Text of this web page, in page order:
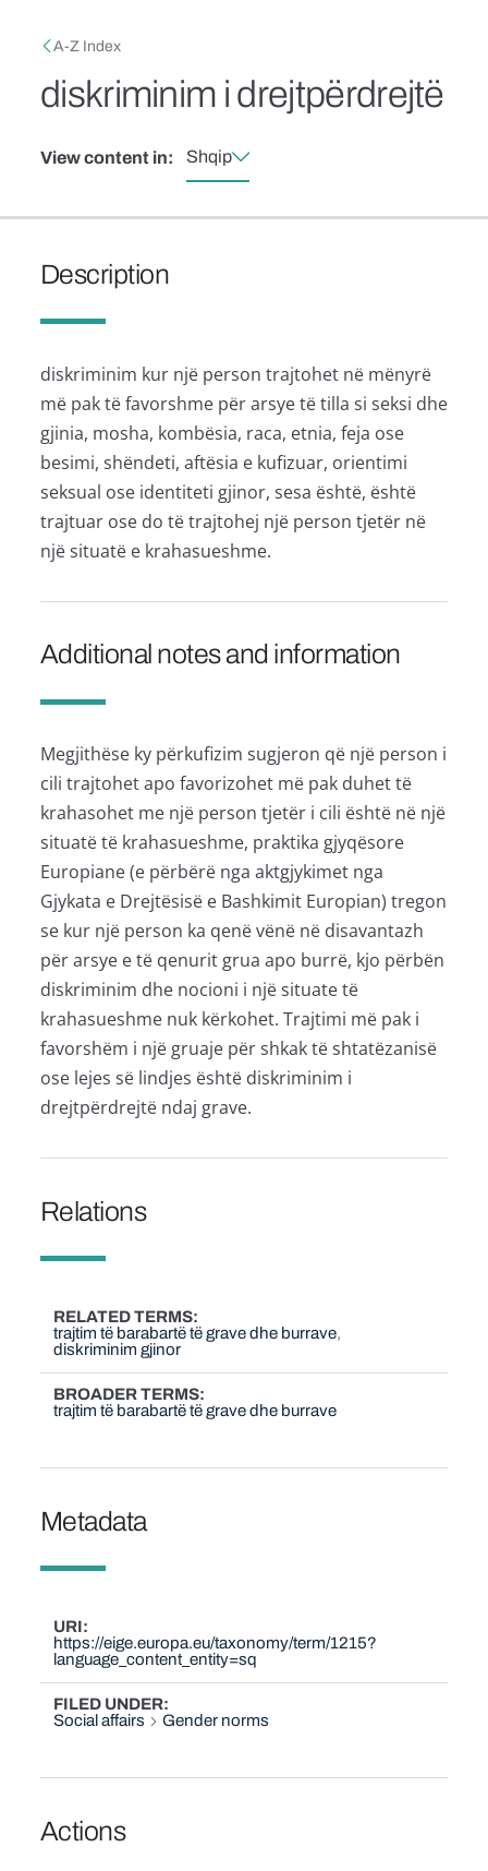
Breadcrumb
A-Z Index
diskriminim i drejtpërdrejtë
View content in: Shqip
Description
diskriminim kur një person trajtohet në mënyrë
më pak të favorshme për arsye të tilla si seksi dhe
gjinia, mosha, kombësia, raca, etnia, feja ose
besimi, shëndeti, aftësia e kufizuar, orientimi
seksual ose identiteti gjinor, sesa është, është
trajtuar ose do të trajtohej një person tjetër në
një situatë e krahasueshme.
Additional notes and information
Megjithëse ky përkufizim sugjeron që një person i
cili trajtohet apo favorizohet më pak duhet të
krahasohet me një person tjetër i cili është në një
situatë të krahasueshme, praktika gjyqësore
Europiane (e përbërë nga aktgjykimet nga
Gjykata e Drejtësisë e Bashkimit Europian) tregon
se kur një person ka qenë vënë në disavantazh
për arsye e të qenurit grua apo burrë, kjo përbën
diskriminim dhe nocioni i një situate të
krahasueshme nuk kërkohet. Trajtimi më pak i
favorshëm i një gruaje për shkak të shtatëzanisë
ose lejes së lindjes është diskriminim i
drejtpërdrejtë ndaj grave.
Relations
RELATED TERMS
trajtim të barabartë të grave dhe burrave
diskriminim gjinor
BROADER TERMS
trajtim të barabartë të grave dhe burrave
Metadata
URI
https://eige.europa.eu/taxonomy/term/1215?
language_content_entity=sq
FILED UNDER
Social affairs
Gender norms
Actions